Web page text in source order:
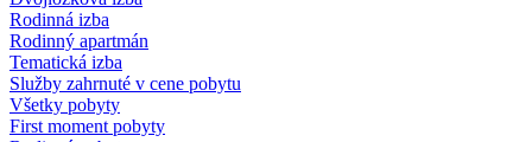
Rodinná izba
Rodinný apartmán
Tematická izba
Služby zahrnuté v cene pobytu
Všetky pobyty
First moment pobyty